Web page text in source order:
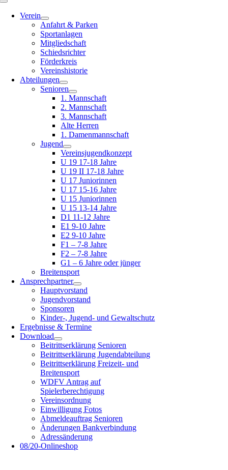
Toggle
NavigationVerein
Anfahrt & Parken
Sportanlagen
Mitgliedschaft
Schiedsrichter
Förderkreis
Vereinshistorie
Abteilungen
Senioren
1. Mannschaft
2. Mannschaft
3. Mannschaft
Alte Herren
1. Damenmannschaft
Jugend
Vereinsjugendkonzept
U 19 17-18 Jahre
U 19 II 17-18 Jahre
U 17 Juniorinnen
U 17 15-16 Jahre
U 15 Juniorinnen
U 15 13-14 Jahre
D1 11-12 Jahre
E1 9-10 Jahre
E2 9-10 Jahre
F1 – 7-8 Jahre
F2 – 7-8 Jahre
G1 – 6 Jahre oder jünger
Breitensport
Ansprechpartner
Hauptvorstand
Jugendvorstand
Sponsoren
Kinder-, Jugend- und Gewaltschutz
Ergebnisse & Termine
Download
Beitrittserklärung Senioren
Beitrittserklärung Jugendabteilung
Beitrittserklärung Freizeit- und
Breitensport
WDFV Antrag auf
Spielerberechtigung
Vereinsordnung
Einwilligung Fotos
Abmeldeauftrag Senioren
Änderungen Bankverbindung
Adressänderung
08/20-Onlineshop